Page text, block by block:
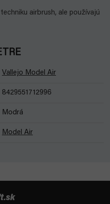
airbrush, ale používajú
Vallejo Model Air
8429551712996
Modrá
Model Air